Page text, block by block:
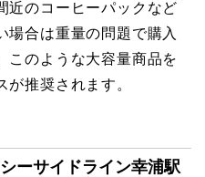
近のコーヒーパックなど
場合は重量の問題で購入
このような大容量商品を
推奨されます。
ーサイドライン幸浦駅